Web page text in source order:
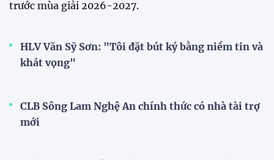
trước mùa giải 2026-2027.
HLV Văn Sỹ Sơn: "Tôi đặt bút ký bằng niềm tin và
khát vọng"
CLB Sông Lam Nghệ An chính thức có nhà tài trợ
mới